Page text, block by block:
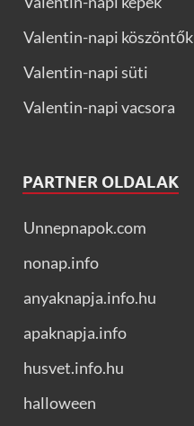
Valentin-napi köszöntők
Valentin-napi süti
Valentin-napi vacsora
PARTNER OLDALAK
Unnepnapok.com
nonap.info
anyaknapja.info.hu
apaknapja.info
husvet.info.hu
halloween